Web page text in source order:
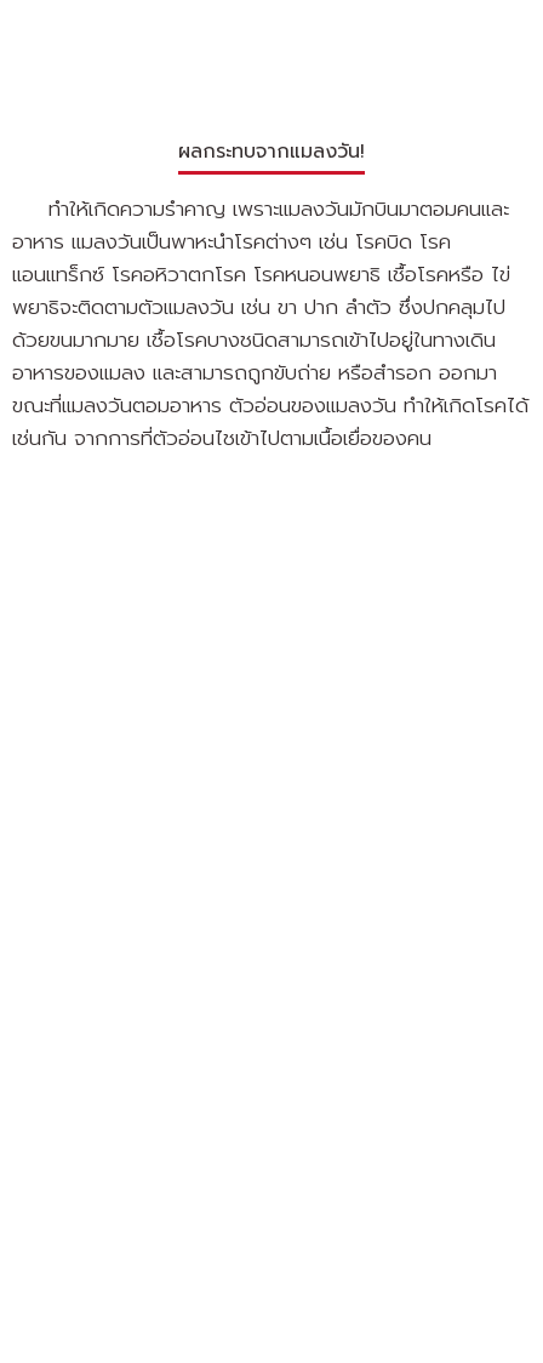
ผลกระทบจากแมลงวัน!
ทำให้เกิดความรำคาญ เพราะแมลงวันมักบินมาตอมคนและ
อาหาร แมลงวันเป็นพาหะนำโรคต่างๆ เช่น โรคบิด โรค
แอนแทร็กซ์ โรคอหิวาตกโรค โรคหนอนพยาธิ เชื้อโรคหรือ ไข่
พยาธิจะติดตามตัวแมลงวัน เช่น ขา ปาก ลำตัว ซึ่งปกคลุมไป
ด้วยขนมากมาย เชื้อโรคบางชนิดสามารถเข้าไปอยู่ในทางเดิน
อาหารของแมลง และสามารถถูกขับถ่าย หรือสำรอก ออกมา
ขณะที่แมลงวันตอมอาหาร ตัวอ่อนของแมลงวัน ทำให้เกิดโรคได้
เช่นกัน จากการที่ตัวอ่อนไชเข้าไปตามเนื้อเยื่อของคน